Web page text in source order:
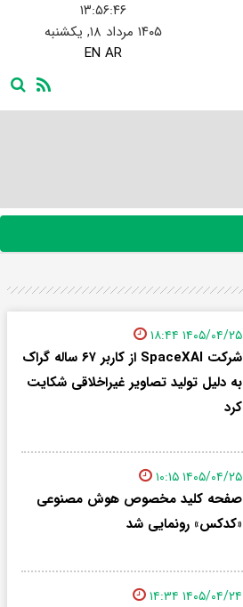
۱۳:۵۶:۴۷
۱۴۰۵ مرداد ۱۸, یکشنبه
EN AR
۱۴۰۵/۰۴/۲۵ ۱۸:۴۴
شرکت SpaceXAI از کاربر ۶۷ ساله گراک
به دلیل تولید تصاویر غیراخلاقی شکایت
کرد
۱۴۰۵/۰۴/۲۵ ۱۰:۱۵
صفحه کلید مخصوص هوش مصنوعی
«کدکس» رونمایی شد
۱۴۰۵/۰۴/۲۴ ۱۴:۳۴